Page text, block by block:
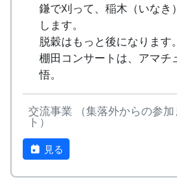
水と太陽の国で
14
静かに時は…
15
⽔と太陽の国で
17
棚⽥のステージへ
2000年 加美町〜棚⽥の
鎌で刈って、稲木（いなき
します。
脱穀はもっと後になります。
棚田コンサートは、アマチ
悟。
交流事業 （集落外からの参
ト）
見る